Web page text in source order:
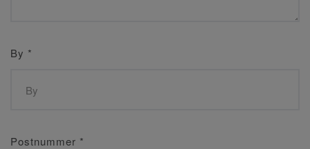
By *
Postnummer *